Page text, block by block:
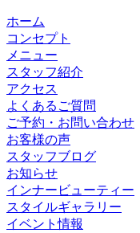
ホーム
コンセプト
メニュー
スタッフ紹介
アクセス
よくあるご質問
ご予約・お問い合わせ
お客様の声
スタッフブログ
お知らせ
インナービューティー
スタイルギャラリー
イベント情報